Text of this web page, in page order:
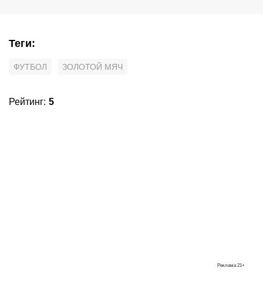
Теги:
ФУТБОЛ ЗОЛОТОЙ МЯЧ
Рейтинг: 5
Реклама 21+